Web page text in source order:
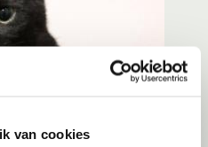
van cookies